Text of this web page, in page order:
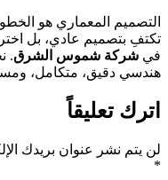
التصميم المعماري هو
تكتفِ بتصميم عادي، بل
في شركة شموس الشرق.
هندسي دقيق، متكامل،
اترك تعليقاً
لن يتم نشر عنوان بريدك
*